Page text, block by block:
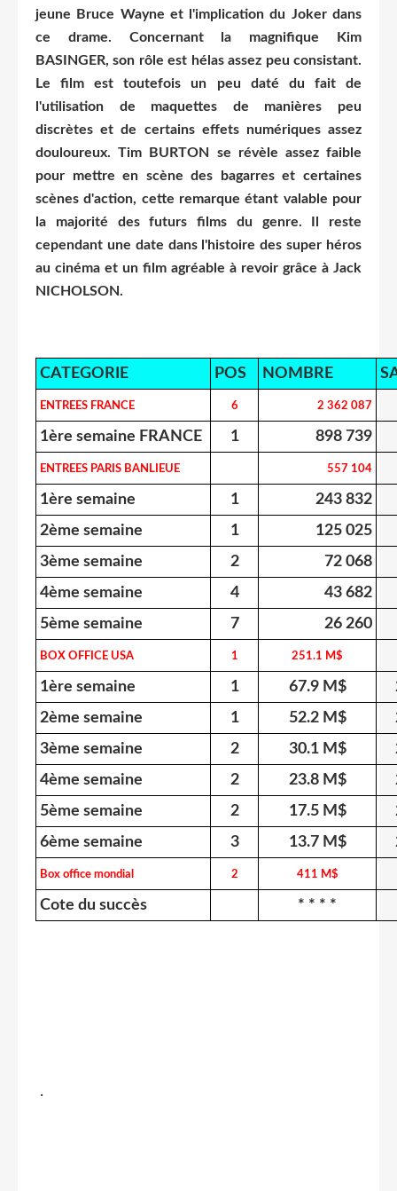
jeune Bruce Wayne et l'implication du Joker dans
ce drame. Concernant la magnifique Kim
BASINGER, son rôle est hélas assez peu consistant.
Le film est toutefois un peu daté du fait de
l'utilisation de maquettes de manières peu
discrètes et de certains effets numériques assez
douloureux. Tim BURTON se révèle assez faible
pour mettre en scène des bagarres et certaines
scènes d'action, cette remarque étant valable pour
la majorité des futurs films du genre. Il reste
cependant une date dans l'histoire des super héros
au cinéma et un film agréable à revoir grâce à Jack
NICHOLSON.
CATEGORIE POS NOMBRE
ENTREES FRANCE 6 2 362 087
1ère semaine FRANCE 1 898 739
ENTREES PARIS BANLIEUE 557 104
1ère semaine 1
243 832
2ème semaine
1
125 025
3ème semaine
2
72 068
4ème semaine
4
43 682
5ème semaine
7 26 260
BOX OFFICE USA 1 251.1 M$
1ère semaine 1 67.9 M$
2ème semaine
1 52.2 M$
3ème semaine
2 30.1 M$
4ème semaine
2 23.8 M$
5ème semaine
2 17.5 M$
6ème semaine
3 13.7 M$
Box office mondial 2 411 M$
Cote du succès * * * *
.